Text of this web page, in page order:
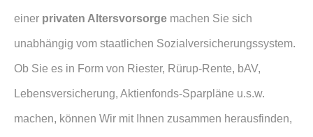
einer privaten Alters­vorsorge machen Sie sich
unabhängig vom staatlichen Sozialversicherungssystem.
Ob Sie es in Form von Riester, Rürup-Rente, bAV,
Lebensversicherung, Aktienfonds-Sparpläne u.s.w.
machen, können Wir mit Ihnen zusammen herausfinden,